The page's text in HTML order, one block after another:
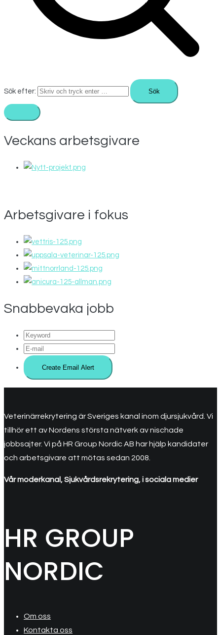
Sök efter:
Veckans arbetsgivare
Arbetsgivare i fokus
Snabbevaka jobb
Veterinärrekrytering är Sveriges kanal inom djursjukvård. Vi
tillhör ett av Nordens största nätverk av nischade
jobbsajter. Vi på HR Group Nordic AB har hjälp kandidater
och arbetsgivare att mötas sedan 2008.
Vår moderkanal, Sjukvårdsrekrytering, i sociala medier
HR GROUP
NORDIC
Om oss
Kontakta oss